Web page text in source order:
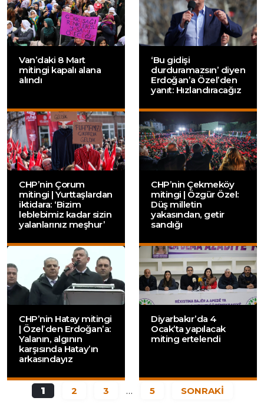
Van’daki 8 Mart
mitingi kapalı alana
alındı
‘Bu gidişi
durduramazsın’ diyen
Erdoğan’a Özel’den
yanıt: Hızlandıracağız
CHP’nin Çorum
mitingi | Yurttaşlardan
iktidara: ‘Bizim
leblebimiz kadar sizin
yalanlarınız meşhur’
CHP’nin Çekmeköy
mitingi | Özgür Özel:
Düş milletin
yakasından, getir
sandığı
CHP’nin Hatay mitingi
| Özel’den Erdoğan’a:
Yalanın, algının
karşısında Hatay’ın
arkasındayız
Diyarbakır’da 4
Ocak’ta yapılacak
miting ertelendi
1 2 3 … 5 SONRAKİ